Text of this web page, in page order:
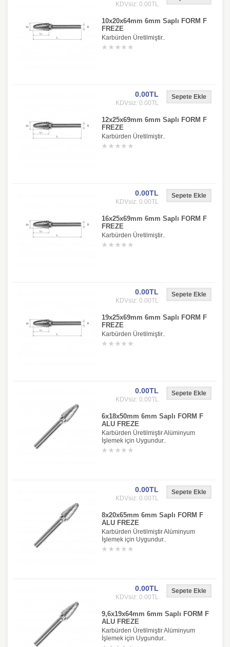
KDVsiz: 0.00TL
10x20x64mm 6mm Saplı FORM F
FREZE
Karbürden Üretilmiştir..
0.00TL
KDVsiz: 0.00TL
12x25x69mm 6mm Saplı FORM F
FREZE
Karbürden Üretilmiştir..
0.00TL
KDVsiz: 0.00TL
16x25x69mm 6mm Saplı FORM F
FREZE
Karbürden Üretilmiştir..
0.00TL
KDVsiz: 0.00TL
19x25x69mm 6mm Saplı FORM F
FREZE
Karbürden Üretilmiştir..
0.00TL
KDVsiz: 0.00TL
6x18x50mm 6mm Saplı FORM F
ALU FREZE
Karbürden Üretilmiştir Alüminyum
İşlemek için Uygundur..
0.00TL
KDVsiz: 0.00TL
8x20x65mm 6mm Saplı FORM F
ALU FREZE
Karbürden Üretilmiştir Alüminyum
İşlemek için Uygundur..
0.00TL
KDVsiz: 0.00TL
9,6x19x64mm 6mm Saplı FORM F
ALU FREZE
Karbürden Üretilmiştir Alüminyum
İşlemek için Uygundur..